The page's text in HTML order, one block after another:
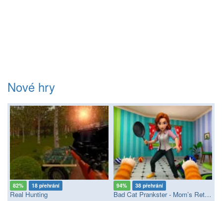
Nové hry
82% 18 přehrání
Real Hunting
94% 38 přehrání
Bad Cat Prankster - Mom’s Return